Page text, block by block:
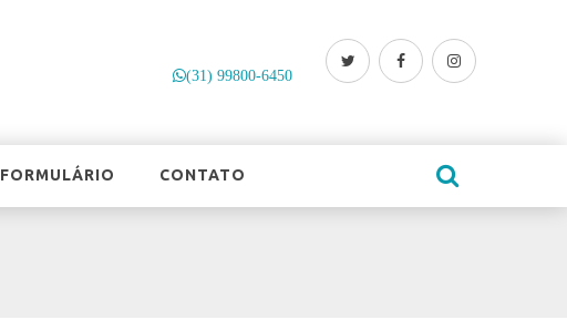
(31) 99800-6450
FORMULÁRIO CONTATO